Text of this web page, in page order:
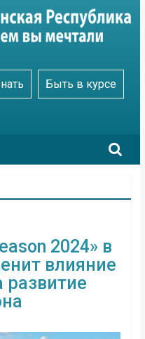
Быть в курсе
2024» в
влияние
развитие